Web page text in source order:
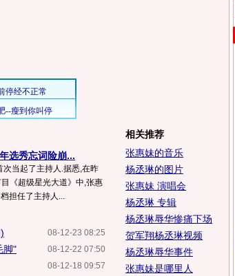
选秀忘词险崩...
当起了主持人.据悉,在昨
《超级星光大道》中,张惠
担任了主持人...
08-12-23 08:25
08-12-22 07:50
脚"
08-12-18 09:57
相关推荐
张惠妹的音乐
杨丞琳的图片
张惠妹 演唱会
杨丞琳 专辑
杨丞琳辱华惨痛下场
贺军翔杨丞琳视频
杨丞琳辱华事件
张惠妹是哪里人